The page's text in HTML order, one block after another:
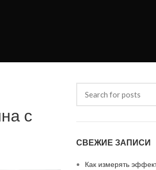
с
СВЕЖИЕ ЗАПИСИ
Как измерять